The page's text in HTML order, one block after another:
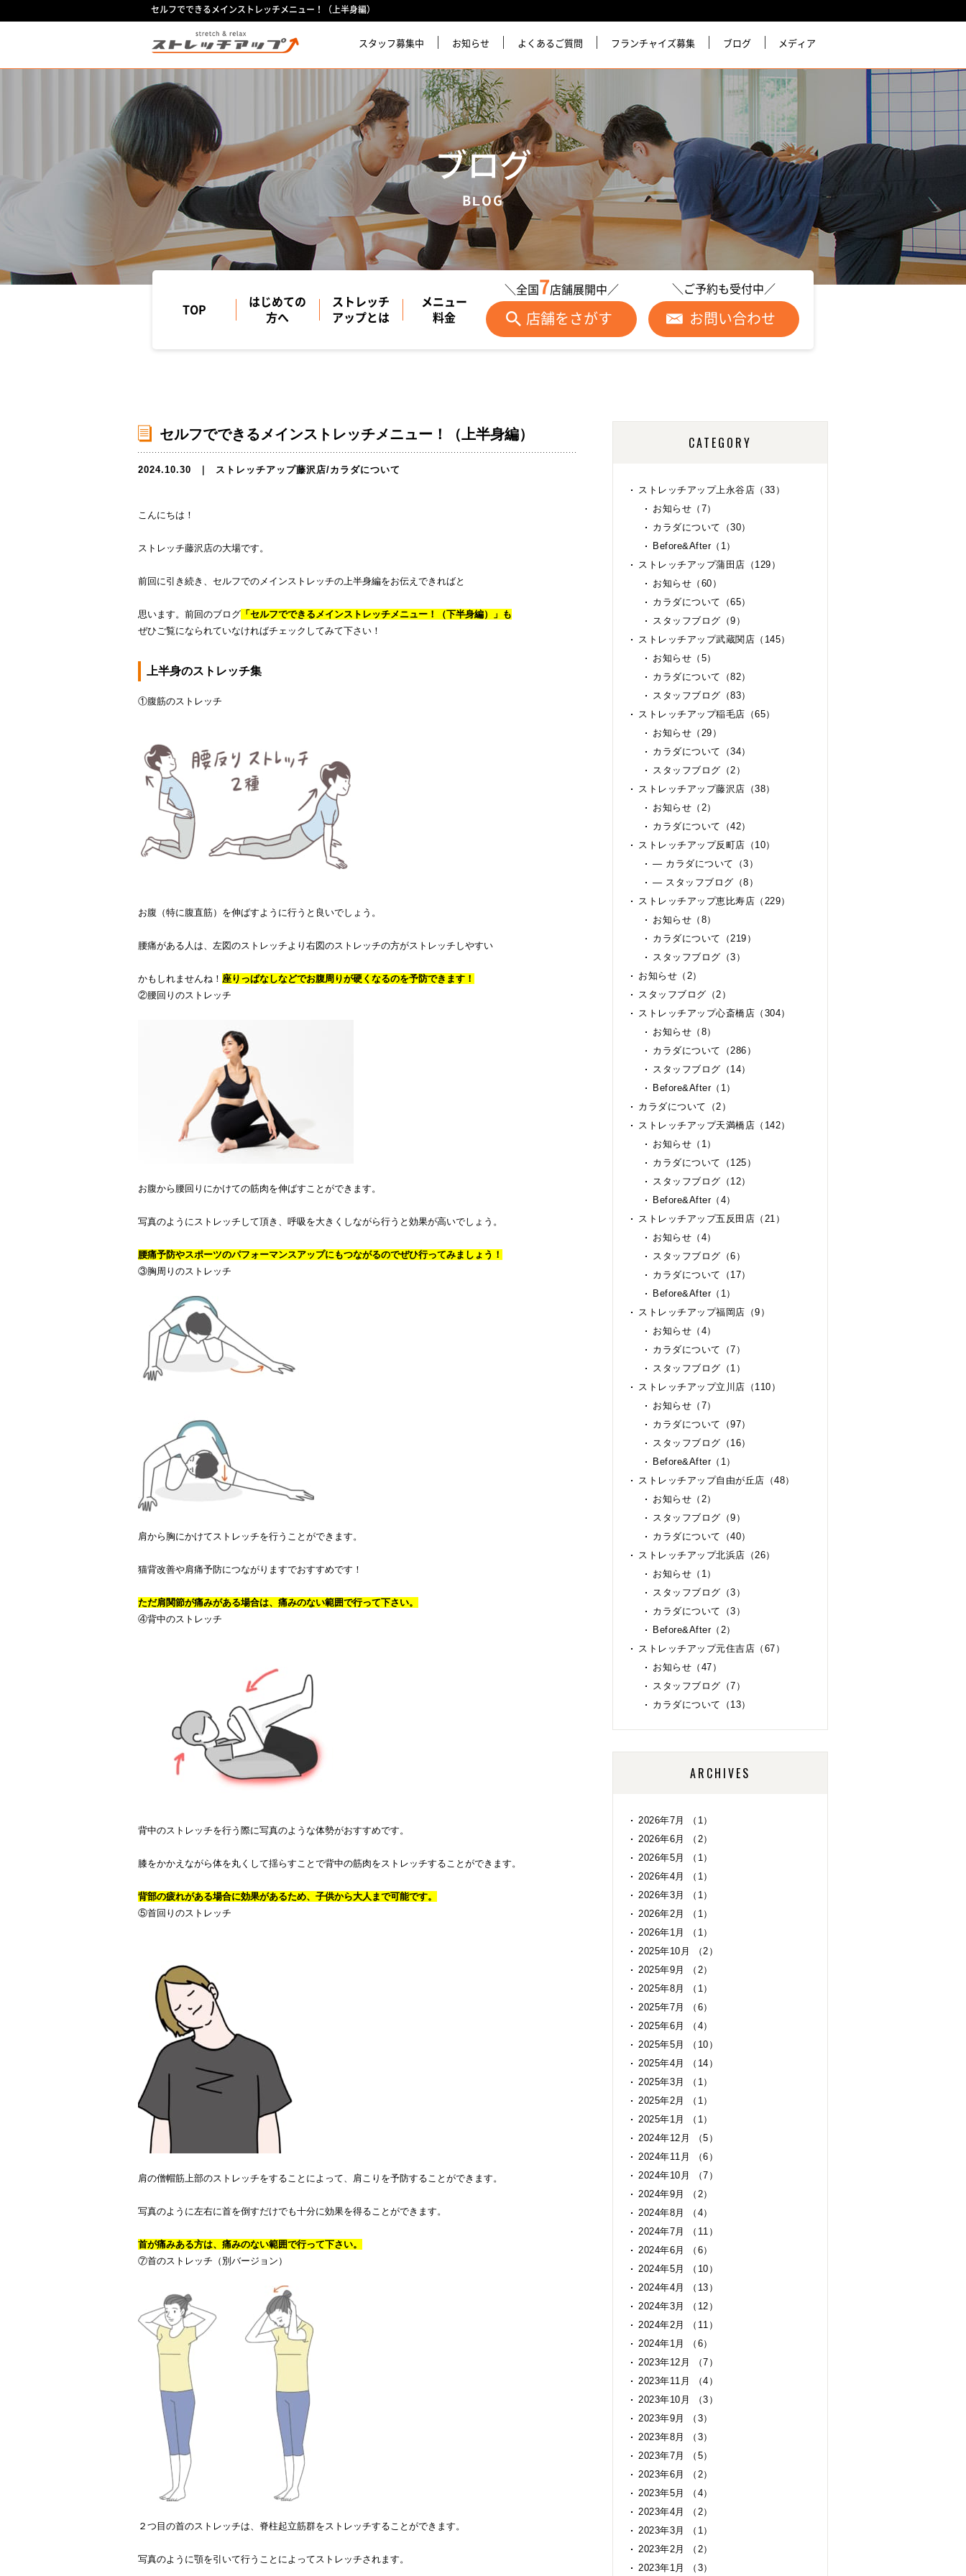
セルフでできるメインストレッチメニュー！（上半身編）
スタッフ募集中 お知らせ よくあるご質問 フランチャイズ募集 ブログ メディア
ブログ
BLOG
TOP
はじめての
方へ
ストレッチ
アップとは
メニュー
料金
＼全国 7店舗展開中／
店舗をさがす
＼ご予約も受付中／
お問い合わせ
セルフでできるメインストレッチメニュー！（上半身編）
2024.10.30 ストレッチアップ藤沢店/カラダについて
こんにちは！
ストレッチ藤沢店の大場です。
前回に引き続き、セルフでのメインストレッチの上半身編をお伝えできればと
思います。前回のブログ 「セルフでできるメインストレッチメニュー！（下半身編）」も
ぜひご覧になられていなければチェックしてみて下さい！
上半身のストレッチ集
①腹筋のストレッチ
お腹（特に腹直筋）を伸ばすように行うと良いでしょう。
腰痛がある人は、左図のストレッチより右図のストレッチの方がストレッチしやすい
かもしれませんね！ 座りっぱなしなどでお腹周りが硬くなるのを予防できます！
②腰回りのストレッチ
お腹から腰回りにかけての筋肉を伸ばすことができます。
写真のようにストレッチして頂き、呼吸を大きくしながら行うと効果が高いでしょう。
腰痛予防やスポーツのパフォーマンスアップにもつながるのでぜひ行ってみましょう！
③胸周りのストレッチ
肩から胸にかけてストレッチを行うことができます。
猫背改善や肩痛予防につながりますでおすすめです！
ただ肩関節が痛みがある場合は、痛みのない範囲で行って下さい。
④背中のストレッチ
背中のストレッチを行う際に写真のような体勢がおすすめです。
膝をかかえながら体を丸くして揺らすことで背中の筋肉をストレッチすることができます。
背部の疲れがある場合に効果があるため、子供から大人まで可能です。
⑤首回りのストレッチ
肩の僧帽筋上部のストレッチをすることによって、肩こりを予防することができます。
写真のように左右に首を倒すだけでも十分に効果を得ることができます。
首が痛みある方は、痛みのない範囲で行って下さい。
⑦首のストレッチ（別バージョン）
２つ目の首のストレッチは、脊柱起立筋群をストレッチすることができます。
写真のように顎を引いて行うことによってストレッチされます。
CATEGORY
ストレッチアップ上永谷店（33）
お知らせ（7）
カラダについて（30）
Before&After（1）
ストレッチアップ蒲田店（129）
お知らせ（60）
カラダについて（65）
スタッフブログ（9）
ストレッチアップ武蔵関店（145）
お知らせ（5）
カラダについて（82）
スタッフブログ（83）
ストレッチアップ稲毛店（65）
お知らせ（29）
カラダについて（34）
スタッフブログ（2）
ストレッチアップ藤沢店（38）
お知らせ（2）
カラダについて（42）
ストレッチアップ反町店（10）
— カラダについて（3）
— スタッフブログ（8）
ストレッチアップ恵比寿店（229）
お知らせ（8）
カラダについて（219）
スタッフブログ（3）
お知らせ（2）
スタッフブログ（2）
ストレッチアップ心斎橋店（304）
お知らせ（8）
カラダについて（286）
スタッフブログ（14）
Before&After（1）
カラダについて（2）
ストレッチアップ天満橋店（142）
お知らせ（1）
カラダについて（125）
スタッフブログ（12）
Before&After（4）
ストレッチアップ五反田店（21）
お知らせ（4）
スタッフブログ（6）
カラダについて（17）
Before&After（1）
ストレッチアップ福岡店（9）
お知らせ（4）
カラダについて（7）
スタッフブログ（1）
ストレッチアップ立川店（110）
お知らせ（7）
カラダについて（97）
スタッフブログ（16）
Before&After（1）
ストレッチアップ自由が丘店（48）
お知らせ（2）
スタッフブログ（9）
カラダについて（40）
ストレッチアップ北浜店（26）
お知らせ（1）
スタッフブログ（3）
カラダについて（3）
Before&After（2）
ストレッチアップ元住吉店（67）
お知らせ（47）
スタッフブログ（7）
カラダについて（13）
ARCHIVES
2026年7月 （1）
2026年6月 （2）
2026年5月 （1）
2026年4月 （1）
2026年3月 （1）
2026年2月 （1）
2026年1月 （1）
2025年10月 （2）
2025年9月 （2）
2025年8月 （1）
2025年7月 （6）
2025年6月 （4）
2025年5月 （10）
2025年4月 （14）
2025年3月 （1）
2025年2月 （1）
2025年1月 （1）
2024年12月 （5）
2024年11月 （6）
2024年10月 （7）
2024年9月 （2）
2024年8月 （4）
2024年7月 （11）
2024年6月 （6）
2024年5月 （10）
2024年4月 （13）
2024年3月 （12）
2024年2月 （11）
2024年1月 （6）
2023年12月 （7）
2023年11月 （4）
2023年10月 （3）
2023年9月 （3）
2023年8月 （3）
2023年7月 （5）
2023年6月 （2）
2023年5月 （4）
2023年4月 （2）
2023年3月 （1）
2023年2月 （2）
2023年1月 （3）